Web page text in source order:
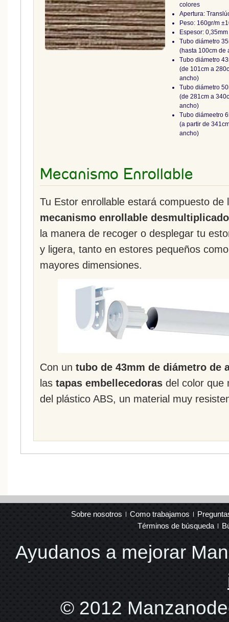
colores
Apertura:
Peso: 160gr/m
Espesor: 0,35mm
Tubo diámetro
(hasta 100cm de
Tubo diámetro
(de 101cm a
ancho)
Tubo diámetro
(de 281cm a
ancho)
Tubo diámeetro
(a partir de
ancho)
Mecanismo Enrollable
Tu Estor enrollable estará compuesto
mecanismo enrollable
la manera de recoger o desplegar tu
y ligera, tanto en estores pequeños
mayores dimensiones.
Con un tubo de 43mm de diámetro de
las tapas embellecedoras del color que
del plástico ABS, un material muy
Sobre nosotros Como trabajamos
Términos de búsqueda
Ayudanos a mejorar
© 2012